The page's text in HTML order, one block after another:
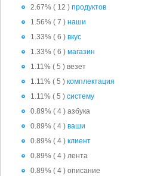
2.67% ( 12 ) продуктов
1.56% ( 7 ) наши
1.33% ( 6 ) вкус
1.33% ( 6 ) магазин
1.11% ( 5 ) везет
1.11% ( 5 ) комплектация
1.11% ( 5 ) систему
0.89% ( 4 ) азбука
0.89% ( 4 ) ваши
0.89% ( 4 ) клиент
0.89% ( 4 ) лента
0.89% ( 4 ) описание